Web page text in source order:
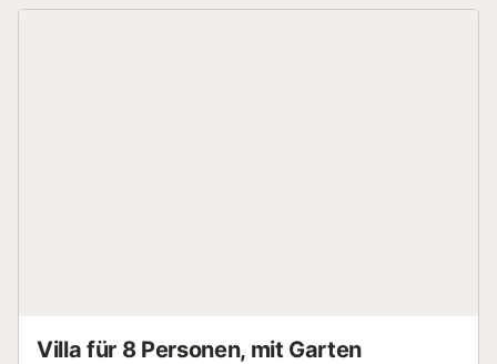
Villa für 8 Personen, mit Garten